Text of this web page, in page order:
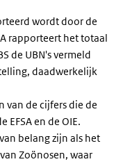
wordt door de
rapporteert het totaal
de UBN's vermeld
daadwerkelijk
van de cijfers die de
EFSA en de OIE.
belang zijn als het
Zoönosen, waar